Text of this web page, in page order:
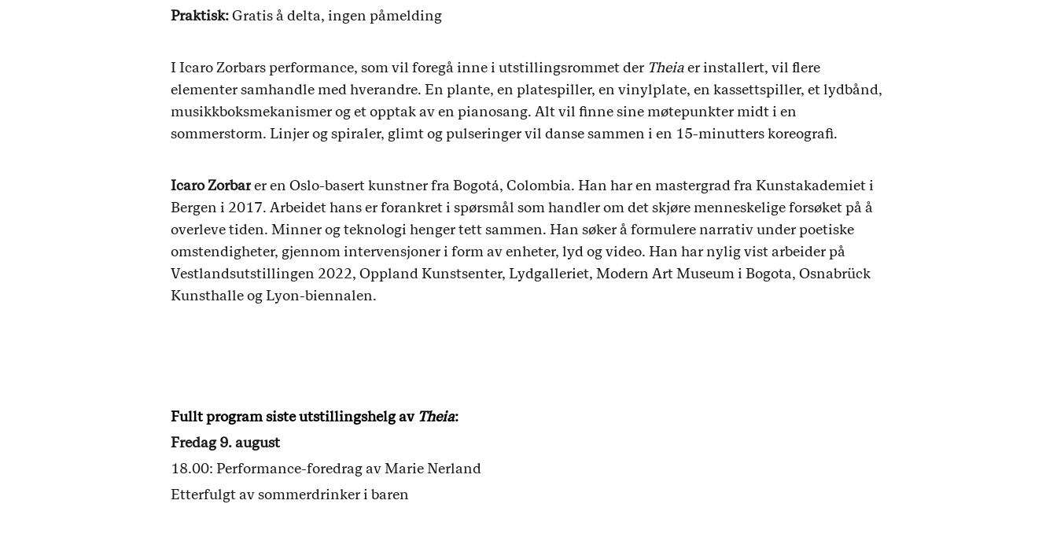
Praktisk:Gratis å delta, ingen påmelding
I Icaro Zorbars performance, som vil foregå inne i utstillingsrommet der Theiaer installert, vil flere
elementer samhandle med hverandre. En plante, en platespiller, en vinylplate, en kassettspiller, et lydbånd,
musikkboksmekanismer og et opptak av en pianosang. Alt vil finne sine møtepunkter midt i en
sommerstorm. Linjer og spiraler, glimt og pulseringer vil danse sammen i en 15-minutters koreografi.
Icaro Zorbarer en Oslo-basert kunstner fra Bogotá, Colombia. Han har en mastergrad fra Kunstakademiet i
Bergen i 2017. Arbeidet hans er forankret i spørsmål som handler om det skjøre menneskelige forsøket på å
overleve tiden. Minner og teknologi henger tett sammen. Han søker å formulere narrativ under poetiske
omstendigheter, gjennom intervensjoner i form av enheter, lyd og video. Han har nylig vist arbeider på
Vestlandsutstillingen 2022, Oppland Kunstsenter, Lydgalleriet, Modern Art Museum i Bogota, Osnabrück
Kunsthalle og Lyon-biennalen.
Fullt program siste utstillingshelg av Theia:
Fredag 9. august
18.00: Performance-foredrag av Marie Nerland
Etterfulgt av sommerdrinker i baren